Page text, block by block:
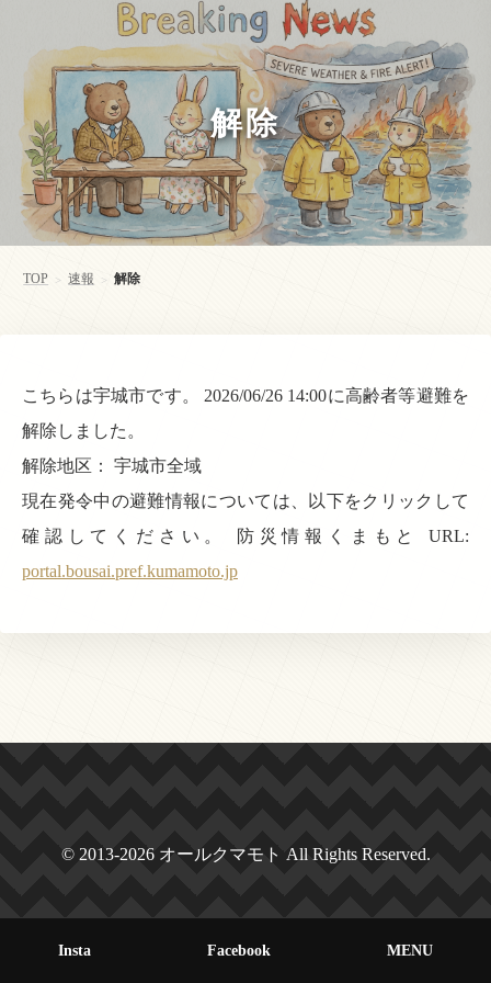
解除
TOP > 速報 > 解除
こちらは宇城市です。 2026/06/26 14:00に高齢者等避難を
解除しました。
解除地区： 宇城市全域
現在発令中の避難情報については、以下をクリックして
確認してください。 防災情報くまもと URL:
portal.bousai.pref.kumamoto.jp
© 2013-2026 オールクマモト All Rights Reserved.
Insta Facebook MENU